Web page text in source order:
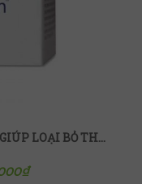
ELASTIDERM EYE CREAM OBAGI GIÚP LOẠI BỎ THÂM VÙNG DA QUANH MẮT
₫